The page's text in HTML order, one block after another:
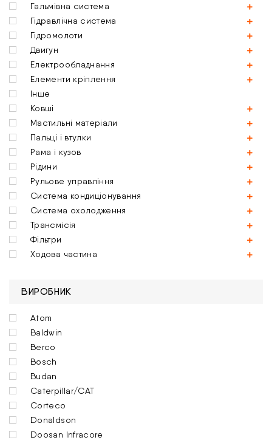
Гальмівна система
Гідравлічна система
Гідромолоти
Двигун
Електрообладнання
Елементи кріплення
Інше
Ковші
Мастильні матеріали
Пальці і втулки
Рама і кузов
Рідини
Рульове управління
Система кондиціонування
Система охолодження
Трансмісія
Фільтри
Ходова частина
ВИРОБНИК
Atom
Baldwin
Berco
Bosch
Budan
Caterpillar/CAT
Corteco
Donaldson
Doosan Infracore